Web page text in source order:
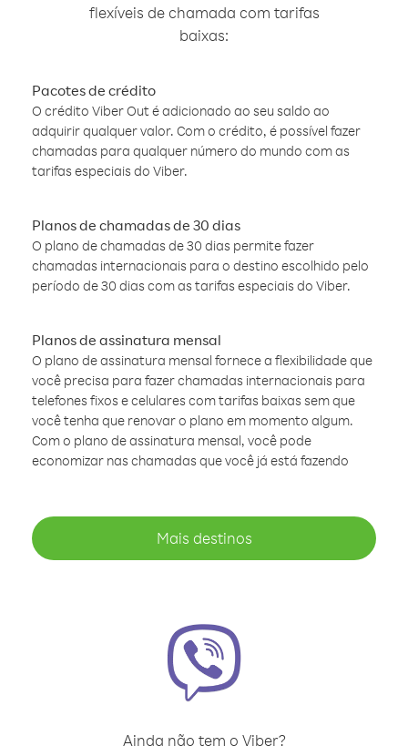
flexíveis de chamada com tarifas
baixas:
Pacotes de crédito
O crédito Viber Out é adicionado ao seu saldo ao
adquirir qualquer valor. Com o crédito, é possível fazer
chamadas para qualquer número do mundo com as
tarifas especiais do Viber.
Planos de chamadas de 30 dias
O plano de chamadas de 30 dias permite fazer
chamadas internacionais para o destino escolhido pelo
período de 30 dias com as tarifas especiais do Viber.
Planos de assinatura mensal
O plano de assinatura mensal fornece a flexibilidade que
você precisa para fazer chamadas internacionais para
telefones fixos e celulares com tarifas baixas sem que
você tenha que renovar o plano em momento algum.
Com o plano de assinatura mensal, você pode
economizar nas chamadas que você já está fazendo
Mais destinos
Ainda não tem o Viber?